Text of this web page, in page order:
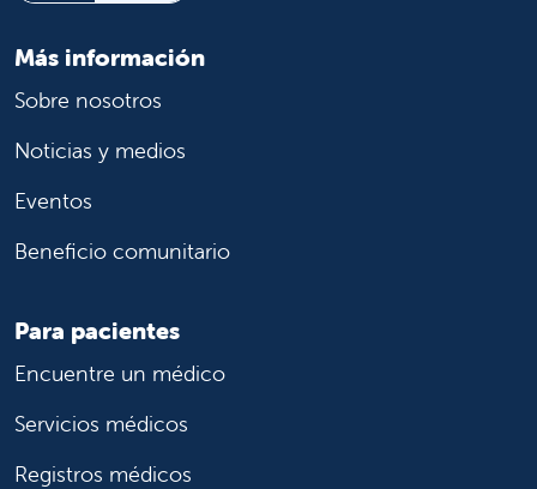
Más información
Sobre nosotros
Noticias y medios
Eventos
Beneficio comunitario
Para pacientes
Encuentre un médico
Servicios médicos
Registros médicos